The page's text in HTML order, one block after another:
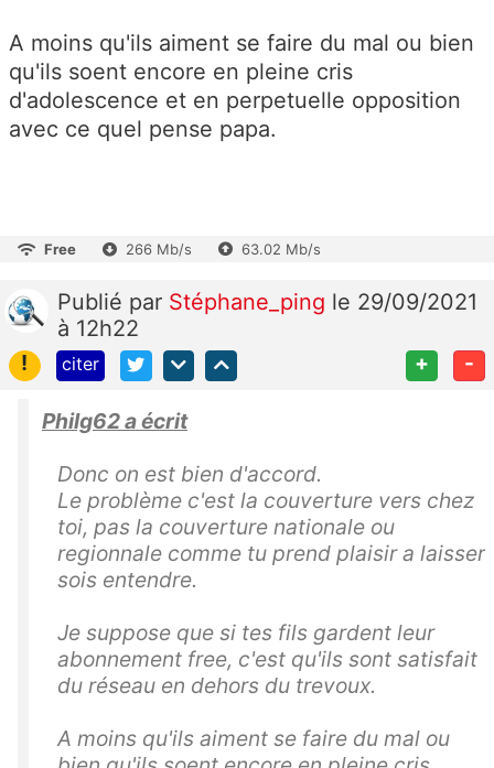
A moins qu'ils aiment se faire du mal ou bien
qu'ils soent encore en pleine cris
d'adolescence et en perpetuelle opposition
avec ce quel pense papa.
Free 266 Mb/s 63.02 Mb/s
Publié par Stéphane_ping le 29/09/2021
à 12h22
!
citer + -
Philg62 a écrit
Donc on est bien d'accord.
Le problème c'est la couverture vers chez
toi, pas la couverture nationale ou
regionnale comme tu prend plaisir a laisser
sois entendre.
Je suppose que si tes fils gardent leur
abonnement free, c'est qu'ils sont satisfait
du réseau en dehors du trevoux.
A moins qu'ils aiment se faire du mal ou